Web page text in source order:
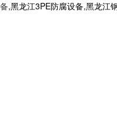
,黑龙江3PE防腐设备,黑龙江